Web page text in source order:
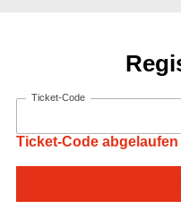
Ticket-Code
Ticket-Code